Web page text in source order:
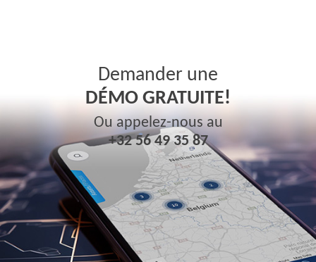
Demander une
DÉMO GRATUITE!
Ou appelez-nous au
+32 56 49 35 87